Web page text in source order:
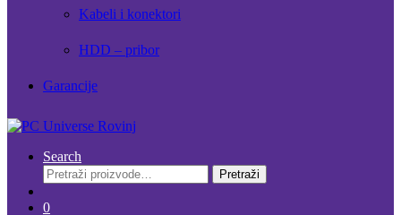
Kabeli i konektori
HDD – pribor
Garancije
Search
Pretraži:
Pretraži
0